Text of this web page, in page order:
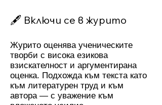
🖋️ Включи се в журито
Журито оценява ученическите
творби с висока езикова
взискателност и аргументирана
оценка. Подхожда към текста като
към литературен труд и към
автора — с уважение към